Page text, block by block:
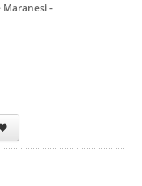
Maranesi-